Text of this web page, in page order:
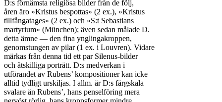
D:s förnämsta religiösa bilder från de följ,
åren äro »Kristus bespottas» (2 ex.), »Kristus
tillfångatages» (2 ex.) och »S:t Sebastians
martyrium» (München); även sedan målade D.
detta ämne — den fina ynglingakroppen,
genomstungen av pilar (1 ex. i Louvren). Vidare
märkas från denna tid ett par Silenus-bilder
och åtskilliga porträtt. D:s medverkan i
utförandet av Rubens’ kompositioner kan icke
alltid tydligt urskiljas. I allm. är D:s färgskala
svalare än Rubens’, hans penselföring mera